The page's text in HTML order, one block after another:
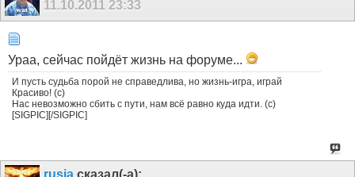
11.10.2011 23:33
Ураа, сейчас пойдёт жизнь на форуме...
И пусть судьба порой не справедлива, но жизнь-игра, играй
Красиво! (с)
Нас невозможно сбить с пути, нам всё равно куда идти. (с)
[SIGPIC][/SIGPIC]